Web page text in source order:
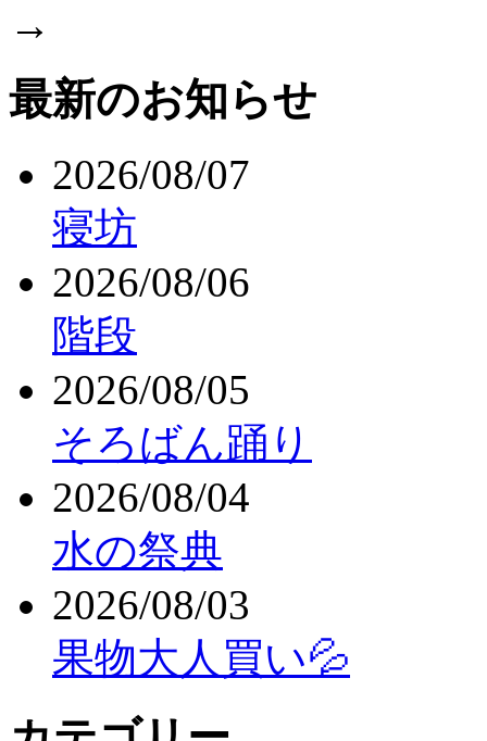
→
最新のお知らせ
2026/08/07
寝坊
2026/08/06
階段
2026/08/05
そろばん踊り
2026/08/04
水の祭典
2026/08/03
果物大人買い💦